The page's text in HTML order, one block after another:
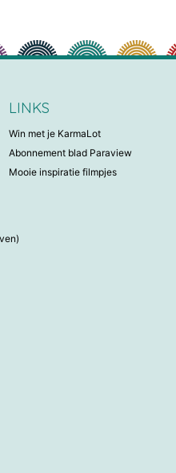
LINKS
Win met je KarmaLot
Abonnement blad Paraview
Mooie inspiratie filmpjes